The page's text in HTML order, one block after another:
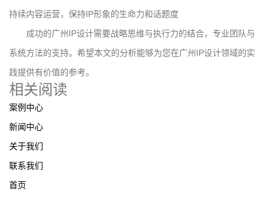
持续内容运营，保持IP形象的生命力和话题度
成功的广州IP设计需要战略思维与执行力的结合，专业团队与
系统方法的支持。希望本文的分析能够为您在广州IP设计领域的实
践提供有价值的参考。
相关阅读
案例中心
新闻中心
关于我们
联系我们
首页